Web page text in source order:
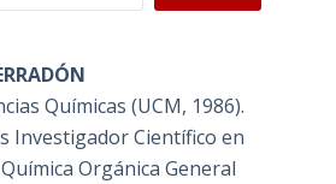
Químicas (UCM, 1986).
Investigador Científico en
Orgánica General